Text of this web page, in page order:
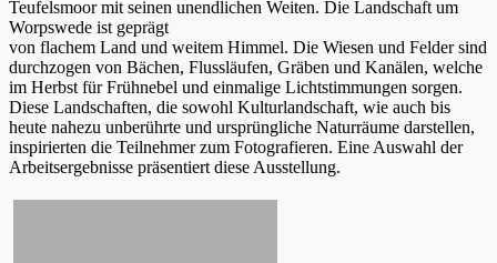
Teufelsmoor mit seinen unendlichen Weiten. Die Landschaft um
Worpswede ist geprägt
von flachem Land und weitem Himmel. Die Wiesen und Felder sind
durchzogen von Bächen, Flussläufen, Gräben und Kanälen, welche
im Herbst für Frühnebel und einmalige Lichtstimmungen sorgen.
Diese Landschaften, die sowohl Kulturlandschaft, wie auch bis
heute nahezu unberührte und ursprüngliche Naturräume darstellen,
inspirierten die Teilnehmer zum Fotografieren. Eine Auswahl der
Arbeitsergebnisse präsentiert diese Ausstellung.